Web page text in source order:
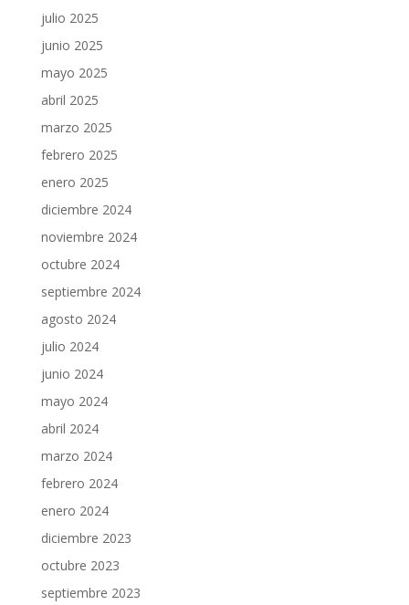
julio 2025
junio 2025
mayo 2025
abril 2025
marzo 2025
febrero 2025
enero 2025
diciembre 2024
noviembre 2024
octubre 2024
septiembre 2024
agosto 2024
julio 2024
junio 2024
mayo 2024
abril 2024
marzo 2024
febrero 2024
enero 2024
diciembre 2023
octubre 2023
septiembre 2023